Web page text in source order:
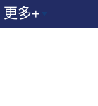
更多+